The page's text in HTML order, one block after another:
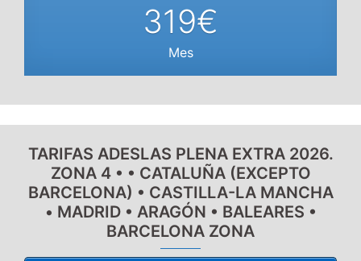
319€
Mes
TARIFAS ADESLAS PLENA EXTRA 2026.
ZONA 4 • • CATALUÑA (EXCEPTO
BARCELONA) • CASTILLA-LA MANCHA
• MADRID • ARAGÓN • BALEARES •
BARCELONA ZONA